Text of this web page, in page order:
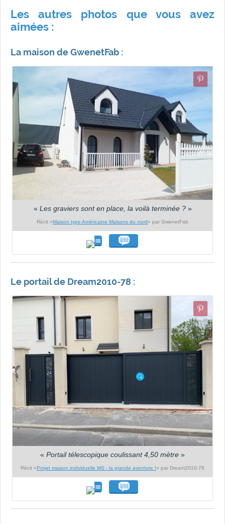
Les autres photos que vous avez
aimées :
La maison de GwenetFab :
« Les graviers sont en place, la voilà terminée ?»
Récit «Maison type Américaine Maisons du nord» par GwenetFab
Le portail de Dream2010-78 :
« Portail télescopique coulissant 4,50 mètre »
Récit «Projet maison individuelle MS - la grande aventure !» par Dream2010-78